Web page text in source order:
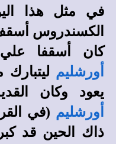
في مثل هذا
الكسندروس
كان أسقفا علي
أورشليم
يعود وكان
أورشليم (في
ذاك الحين قد